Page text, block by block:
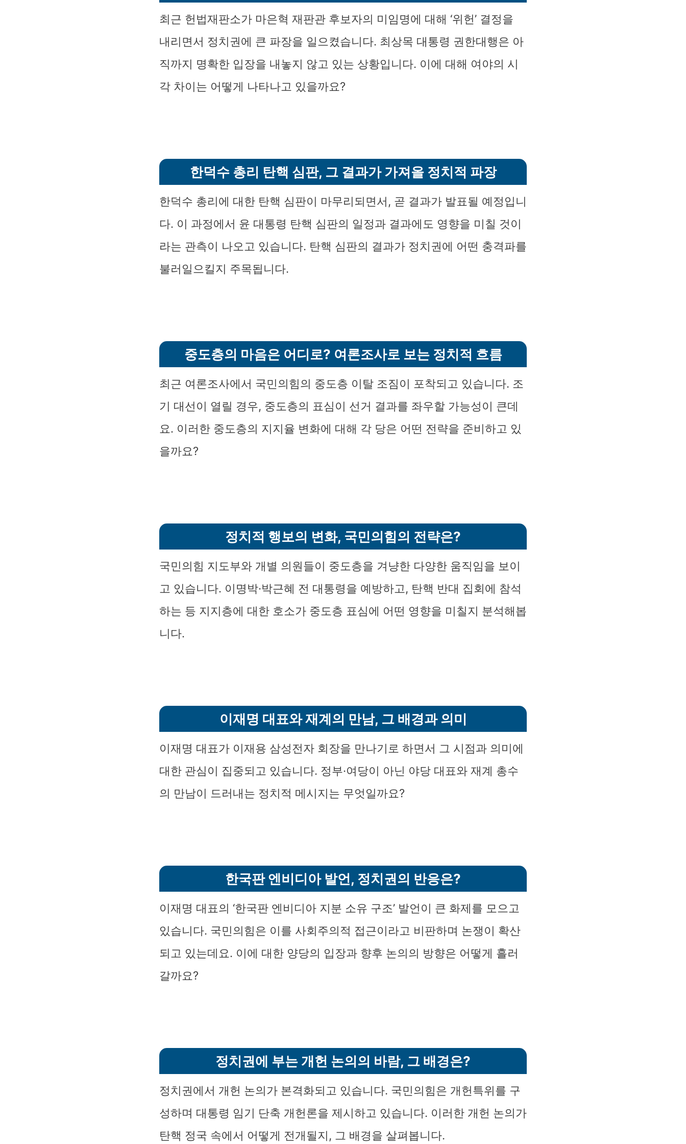
최근 헌법재판소가 마은혁 재판관 후보자의 미임명에 대해 ‘위헌’ 결정을
내리면서 정치권에 큰 파장을 일으켰습니다. 최상목 대통령 권한대행은 아
직까지 명확한 입장을 내놓지 않고 있는 상황입니다. 이에 대해 여야의 시
각 차이는 어떻게 나타나고 있을까요?
한덕수 총리 탄핵 심판, 그 결과가 가져올 정치적 파장
한덕수 총리에 대한 탄핵 심판이 마무리되면서, 곧 결과가 발표될 예정입니
다. 이 과정에서 윤 대통령 탄핵 심판의 일정과 결과에도 영향을 미칠 것이
라는 관측이 나오고 있습니다. 탄핵 심판의 결과가 정치권에 어떤 충격파를
불러일으킬지 주목됩니다.
중도층의 마음은 어디로? 여론조사로 보는 정치적 흐름
최근 여론조사에서 국민의힘의 중도층 이탈 조짐이 포착되고 있습니다. 조
기 대선이 열릴 경우, 중도층의 표심이 선거 결과를 좌우할 가능성이 큰데
요. 이러한 중도층의 지지율 변화에 대해 각 당은 어떤 전략을 준비하고 있
을까요?
정치적 행보의 변화, 국민의힘의 전략은?
국민의힘 지도부와 개별 의원들이 중도층을 겨냥한 다양한 움직임을 보이
고 있습니다. 이명박·박근혜 전 대통령을 예방하고, 탄핵 반대 집회에 참석
하는 등 지지층에 대한 호소가 중도층 표심에 어떤 영향을 미칠지 분석해봅
니다.
이재명 대표와 재계의 만남, 그 배경과 의미
이재명 대표가 이재용 삼성전자 회장을 만나기로 하면서 그 시점과 의미에
대한 관심이 집중되고 있습니다. 정부·여당이 아닌 야당 대표와 재계 총수
의 만남이 드러내는 정치적 메시지는 무엇일까요?
한국판 엔비디아 발언, 정치권의 반응은?
이재명 대표의 ‘한국판 엔비디아 지분 소유 구조’ 발언이 큰 화제를 모으고
있습니다. 국민의힘은 이를 사회주의적 접근이라고 비판하며 논쟁이 확산
되고 있는데요. 이에 대한 양당의 입장과 향후 논의의 방향은 어떻게 흘러
갈까요?
정치권에 부는 개헌 논의의 바람, 그 배경은?
정치권에서 개헌 논의가 본격화되고 있습니다. 국민의힘은 개헌특위를 구
성하며 대통령 임기 단축 개헌론을 제시하고 있습니다. 이러한 개헌 논의가
탄핵 정국 속에서 어떻게 전개될지, 그 배경을 살펴봅니다.